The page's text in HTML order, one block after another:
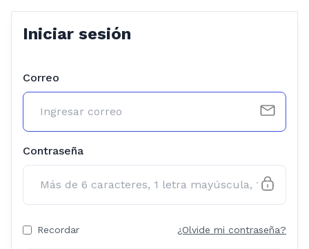
Iniciar sesión
Correo
Contraseña
Recordar ¿Olvide mi contraseña?